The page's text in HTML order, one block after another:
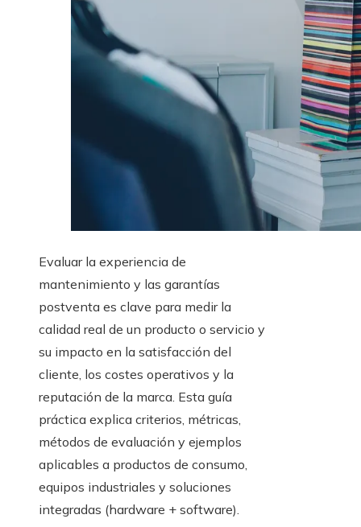
Evaluar la experiencia de
mantenimiento y las garantías
postventa es clave para medir la
calidad real de un producto o servicio y
su impacto en la satisfacción del
cliente, los costes operativos y la
reputación de la marca. Esta guía
práctica explica criterios, métricas,
métodos de evaluación y ejemplos
aplicables a productos de consumo,
equipos industriales y soluciones
integradas (hardware + software).